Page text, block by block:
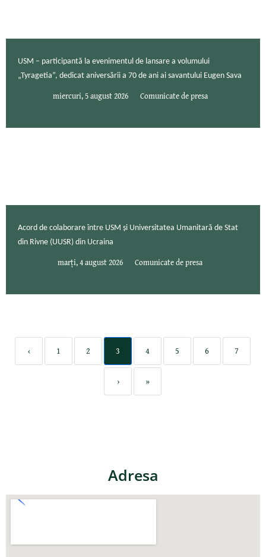
USM – participantă la evenimentul de lansare a volumului
„Tyragetia”, dedicat aniversării a 70 de ani ai savantului Eugen Sava
miercuri, 5 august 2026 Comunicate de presa
Acord de colaborare între USM și Universitatea Umanitară de Stat
din Rivne (UUSR) din Ucraina
marți, 4 august 2026 Comunicate de presa
‹ 1 2 3 4 5 6 7
› »
Adresa